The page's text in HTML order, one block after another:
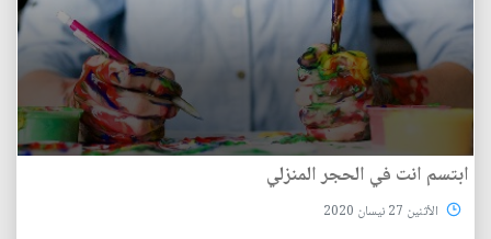
ابتسم انت في الحجر المنزلي
الأثنين 27 نيسان 2020